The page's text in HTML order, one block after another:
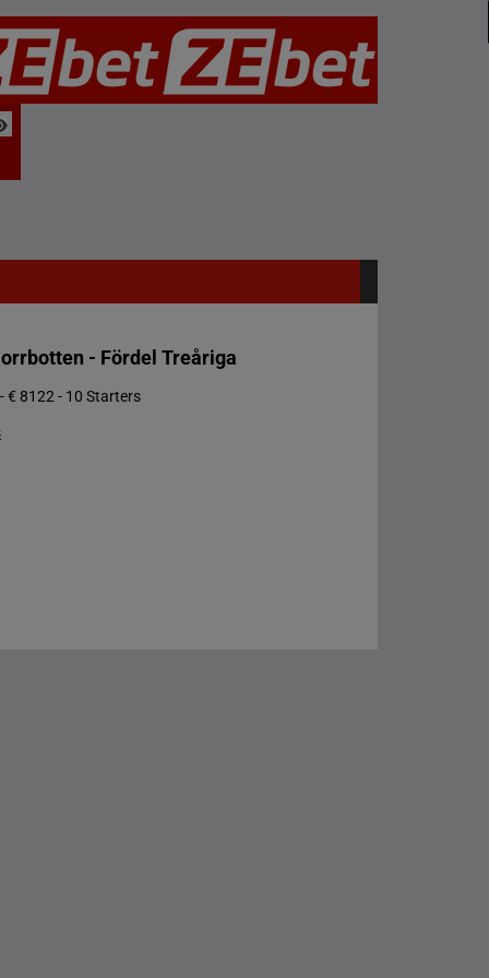
- Fördel Treåriga
€ 8122 - 10 Starters